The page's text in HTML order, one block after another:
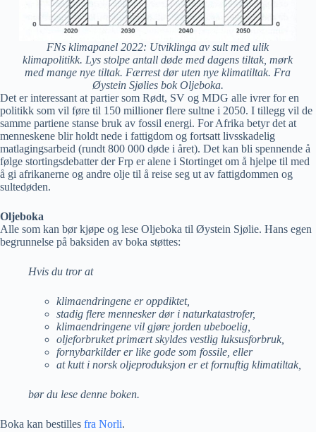
FNs klimapanel 2022: Utviklinga av sult med ulik
klimapolitikk. Lys stolpe antall døde med dagens tiltak, mørk
med mange nye tiltak. Færrest dør uten nye klimatiltak. Fra
Øystein Sjølies bok Oljeboka.
Det er interessant at partier som Rødt, SV og MDG alle ivrer for en
politikk som vil føre til 150 millioner flere sultne i 2050. I tillegg vil de
samme partiene stanse bruk av fossil energi. For Afrika betyr det at
menneskene blir holdt nede i fattigdom og fortsatt livsskadelig
matlagingsarbeid (rundt 800 000 døde i året). Det kan bli spennende å
følge stortingsdebatter der Frp er alene i Stortinget om å hjelpe til med
å gi afrikanerne og andre olje til å reise seg ut av fattigdommen og
sultedøden.
Oljeboka
Alle som kan bør kjøpe og lese Oljeboka til Øystein Sjølie. Hans egen
begrunnelse på baksiden av boka støttes:
Hvis du tror at
klimaendringene er oppdiktet,
stadig flere mennesker dør i naturkatastrofer,
klimaendringene vil gjøre jorden ubeboelig,
oljeforbruket primært skyldes vestlig luksusforbruk,
fornybarkilder er like gode som fossile, eller
at kutt i norsk oljeproduksjon er et fornuftig klimatiltak,
bør du lese denne boken.
Boka kan bestilles fra Norli.